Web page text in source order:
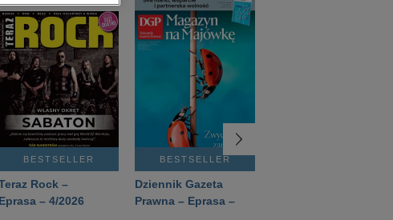
BESTSELLER
Rock –
Eprasa – 4/2026
BESTSELLER
Dziennik Gazeta
Prawna – Eprasa –